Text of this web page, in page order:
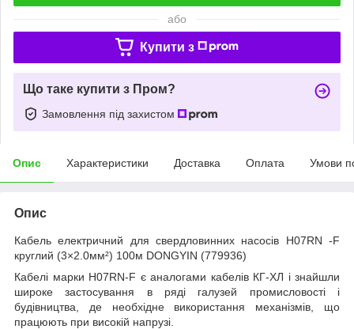
або
Купити з
Що таке купити з Пром?
Замовлення під захистом
Опис Характеристики Доставка Оплата Умови
Опис
Кабель електричний для свердловинних насосів H07RN -F
круглий (3×2.0мм²) 100м DONGYIN (779936)
Кабелі марки H07RN-F є аналогами кабелів КГ-ХЛ і знайшли
широке застосування в ряді галузей промисловості і
будівництва, де необхідне використання механізмів, що
працюють при високій напрузі.